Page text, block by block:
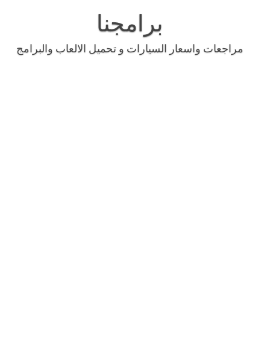
برامجنا
مراجعات واسعار السيارات و تحميل الالعاب والبرامج